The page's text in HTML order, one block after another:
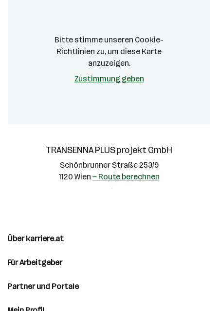
Bitte stimme unseren Cookie-
Richtlinien zu, um diese Karte
anzuzeigen.
Zustimmung geben
TRANSENNA PLUS projekt GmbH
Schönbrunner Straße 253/9
1120 Wien — Route berechnen
Über karriere.at
Für Arbeitgeber
Partner und Portale